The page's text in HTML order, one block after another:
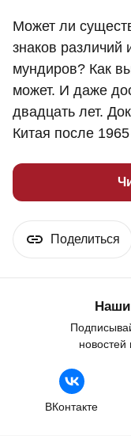
Может ли
знаков различий
мундиров? Как
может. И даже
двадцать лет.
Китая после
Поделиться
ВКонтакте